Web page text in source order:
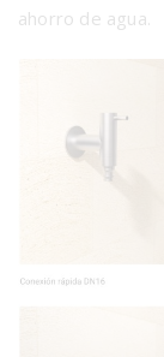
ahorro de agua.